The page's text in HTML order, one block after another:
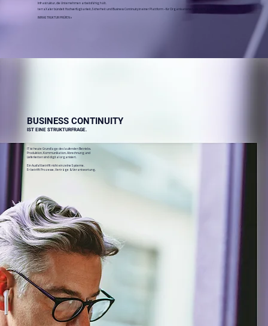
BUSINESS CONTINUITY
IST EINE STRUKTURFRAGE.
IT ist heute Grundlage des laufenden Betriebs.
Produktion, Kommunikation, Abrechnung und
Lieferketten sind digital organisiert.
Ein Ausfall betrifft nicht einzelne Systeme.
Er betrifft Prozesse, Verträge & Verantwortung.
Infrastruktur, die Unternehmen arbeitsfähig hält.
terraXaler bündelt Hochverfügbarkeit, Sicherheit und Business Continuity in einer Plattform – für Organisationen, die nicht ausfallen dürfen.
INFRASTRUKTUR PRÜFEN »